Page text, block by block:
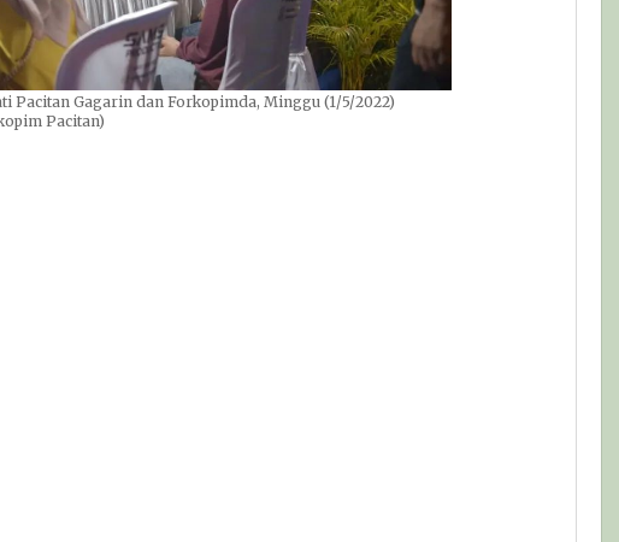
Pacitan Gagarin dan Forkopimda, Minggu (1/5/2022)
Pacitan)